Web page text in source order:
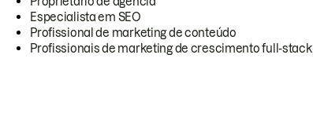
Especialista em SEO
Profissional de marketing de conteúdo
Profissionais de marketing de crescimento full-stack